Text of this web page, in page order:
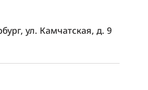
ул. Камчатская, д. 9